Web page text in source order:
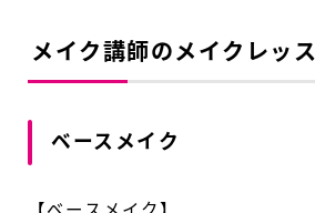
メイク講師のメイクレッ
ベースメイク